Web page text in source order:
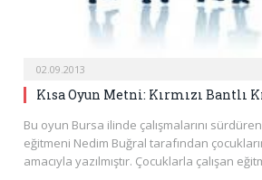
02.09.2013
Kısa Oyun Metni: Kırmızı Bantlı
Bu oyun Bursa ilinde çalışmalarını
eğitmeni Nedim Buğral tarafından
amacıyla yazılmıştır. Çocuklarla çalışan